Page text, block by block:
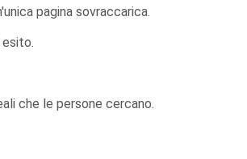
pagina sovraccarica.
che le persone cercano.